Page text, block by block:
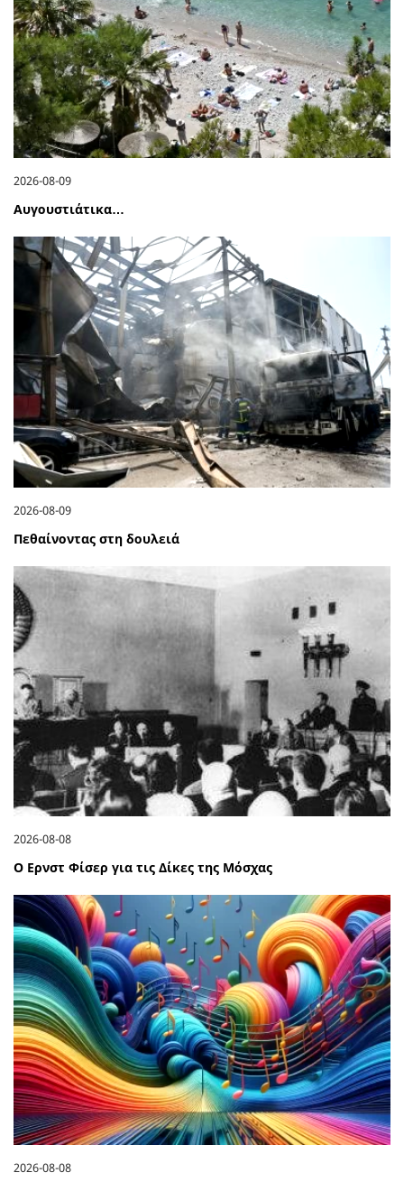
2026-08-09
Αυγουστιάτικα…
2026-08-09
Πεθαίνοντας στη δουλειά
2026-08-08
Ο Ερνστ Φίσερ για τις Δίκες της Μόσχας
2026-08-08